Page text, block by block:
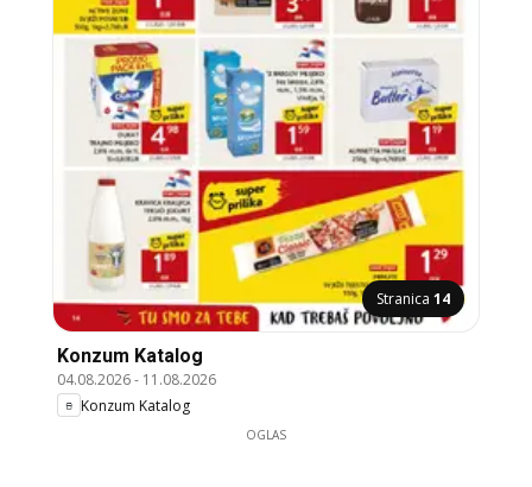
Stranica 14
Konzum Katalog
04.08.2026- 11.08.2026
Konzum Katalog
OGLAS